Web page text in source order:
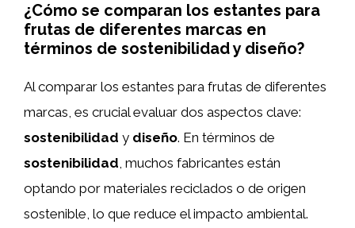
¿Cómo se comparan los estantes para
frutas de diferentes marcas en
términos de sostenibilidad y diseño?
Al comparar los estantes para frutas de diferentes
marcas, es crucial evaluar dos aspectos clave:
sostenibilidad y diseño. En términos de
sostenibilidad, muchos fabricantes están
optando por materiales reciclados o de origen
sostenible, lo que reduce el impacto ambiental.